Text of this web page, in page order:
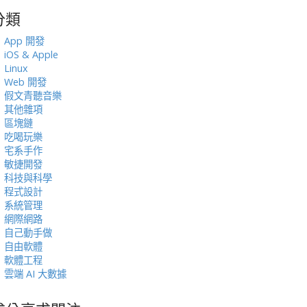
類
App 開發
iOS & Apple
Linux
Web 開發
假文青聽音樂
其他雜項
區塊鏈
吃喝玩樂
宅系手作
敏捷開發
科技與科學
程式設計
系統管理
網際網路
自己動手做
自由軟體
軟體工程
雲端 AI 大數據